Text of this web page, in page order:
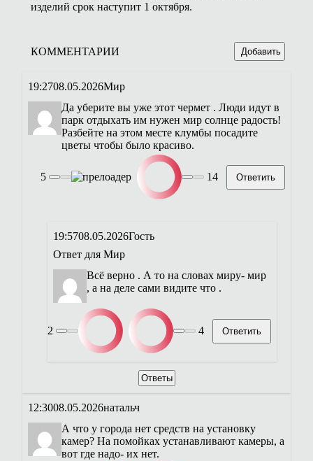
изделий срок наступит 1 октября.
КОММЕНТАРИИ Добавить
19:2708.05.2026Мир
Да уберите вы уже этот чермет . Люди идут в
парк отдыхать им нужен мир солнце радость!
Разбейте на этом месте клумбы посадите
цветы чтобы было красиво.
5 14 Ответить
19:5708.05.2026Гость
Ответ для Мир
Всё верно . А то на словах миру- мир
, а на деле сами видите что .
2 4 Ответить
Ответы
12:3008.05.2026натальч
А что у города нет средств на установку
камер? На помойках устанавливают камеры, а
вот где надо- их нет.